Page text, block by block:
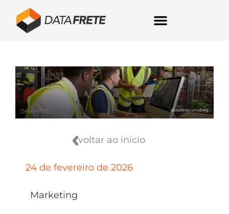
voltar ao início
24 de fevereiro de 2026
Marketing